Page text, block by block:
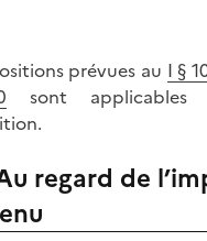
prévues au I §
sont
regard de